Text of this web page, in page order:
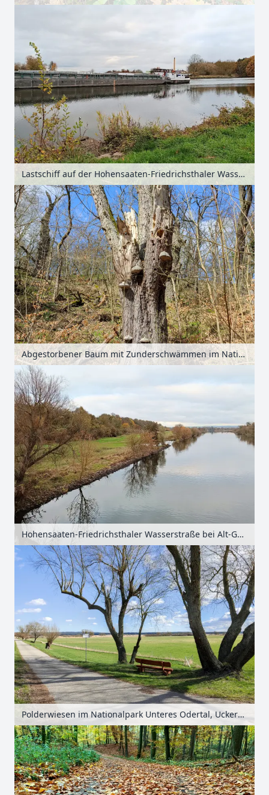
Lastschiff auf der Hohensaaten-Friedrichsthaler Wasserstraße bei Alt-Galow, Uckermark, Brandenburg, Deutschland
Abgestorbener Baum mit Zunderschwämmen im Nationalpark Unteres Odertal, Uckermark, Brandenburg, Deutschland
Hohensaaten-Friedrichsthaler Wasserstraße bei Alt-Galow, Uckermark, Brandenburg, Deutschland
Polderwiesen im Nationalpark Unteres Odertal, Uckermark, Brandenburg, Deutschland